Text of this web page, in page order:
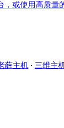
或使用高质量
薛主机 · 三维主